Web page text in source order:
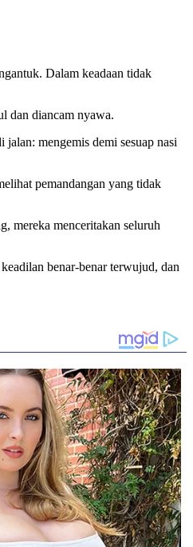
Dalam keadaan tidak
dan diancam nyawa.
mengemis demi sesuap nasi
pemandangan yang tidak
mereka menceritakan seluruh
benar-benar terwujud, dan